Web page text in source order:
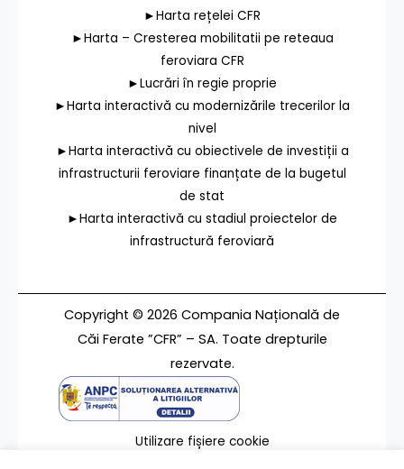
►Harta rețelei CFR
►Harta – Cresterea mobilitatii pe reteaua
feroviara CFR
►Lucrări în regie proprie
►Harta interactivă cu modernizările trecerilor la
nivel
►Harta interactivă cu obiectivele de investiții a
infrastructurii feroviare finanțate de la bugetul
de stat
►Harta interactivă cu stadiul proiectelor de
infrastructură feroviară
Copyright © 2026 Compania Națională de
Căi Ferate ”CFR” – SA. Toate drepturile
rezervate.
Utilizare fișiere cookie